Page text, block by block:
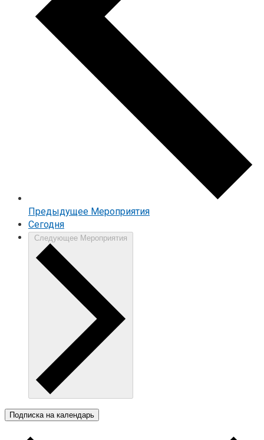
Предыдущее Мероприятия
Cегодня
Следующее Мероприятия
Подписка на календарь